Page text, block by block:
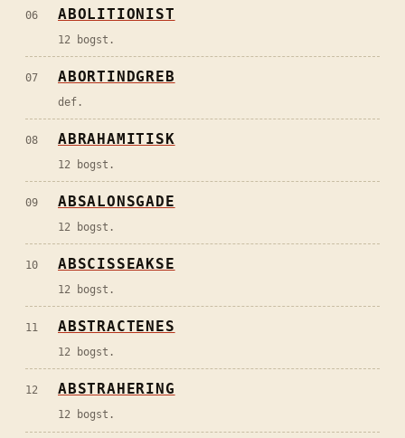
06 ABOLITIONIST
12 bogst.
07 ABORTINDGREB
def.
08 ABRAHAMITISK
12 bogst.
09 ABSALONSGADE
12 bogst.
10 ABSCISSEAKSE
12 bogst.
11 ABSTRACTENES
12 bogst.
12 ABSTRAHERING
12 bogst.